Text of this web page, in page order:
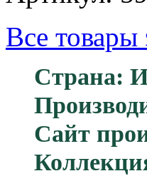
Все товары
Страна:
Сайт